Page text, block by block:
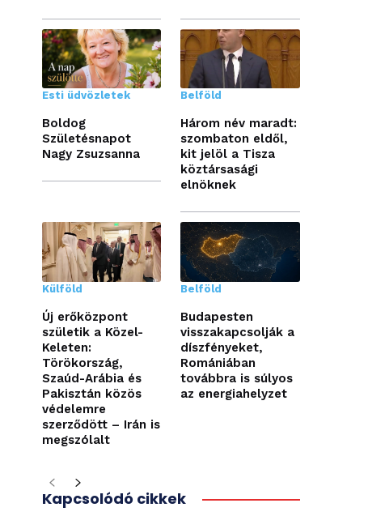
Esti üdvözletek
Boldog
Születésnapot
Nagy Zsuzsanna
Belföld
Három név maradt:
szombaton eldől,
kit jelöl a Tisza
köztársasági
elnöknek
Külföld
Új erőközpont
születik a Közel-
Keleten:
Törökország,
Szaúd-Arábia és
Pakisztán közös
védelemre
szerződött – Irán is
megszólalt
Belföld
Budapesten
visszakapcsolják a
díszfényeket,
Romániában
továbbra is súlyos
az energiahelyzet
Kapcsolódó cikkek